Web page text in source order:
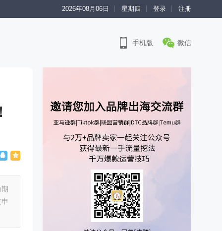
2026年08月06日 星期四 登录 注册
手机版 微信